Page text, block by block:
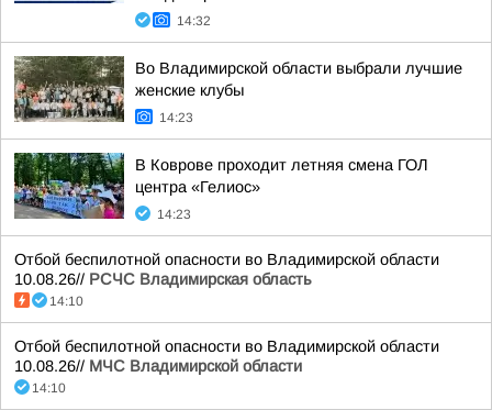
14:32
Во Владимирской области выбрали лучшие
женские клубы
14:23
В Коврове проходит летняя смена ГОЛ
центра «Гелиос»
14:23
Отбой беспилотной опасности во Владимирской области
10.08.26// РСЧС Владимирская область
14:10
Отбой беспилотной опасности во Владимирской области
10.08.26// МЧС Владимирской области
14:10